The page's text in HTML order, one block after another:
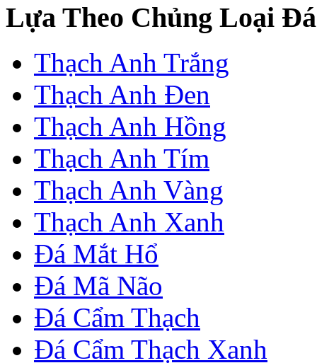
Lựa Theo Chủng Loại Đá
Thạch Anh Trắng
Thạch Anh Đen
Thạch Anh Hồng
Thạch Anh Tím
Thạch Anh Vàng
Thạch Anh Xanh
Đá Mắt Hổ
Đá Mã Não
Đá Cẩm Thạch
Đá Cẩm Thạch Xanh